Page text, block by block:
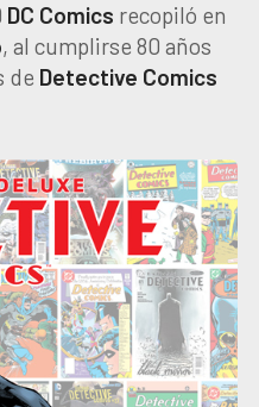
DC Comics recopiló en
, al cumplirse 80 años
de Detective Comics